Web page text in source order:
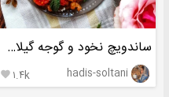
ساندویچ نخود و گوجه گیلاسی
hadis-soltani ۱.۴k 